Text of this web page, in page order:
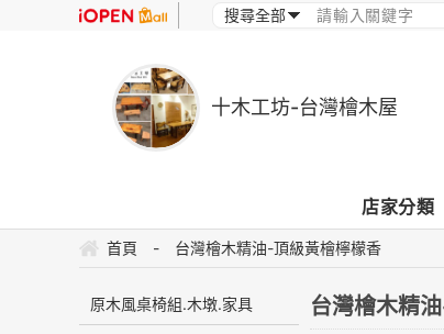
十木工坊-台灣檜木屋
店家分類
首頁 - 台灣檜木精油-頂級黃檜檸檬香
原木風桌椅組.木墩.家具 台灣檜木精